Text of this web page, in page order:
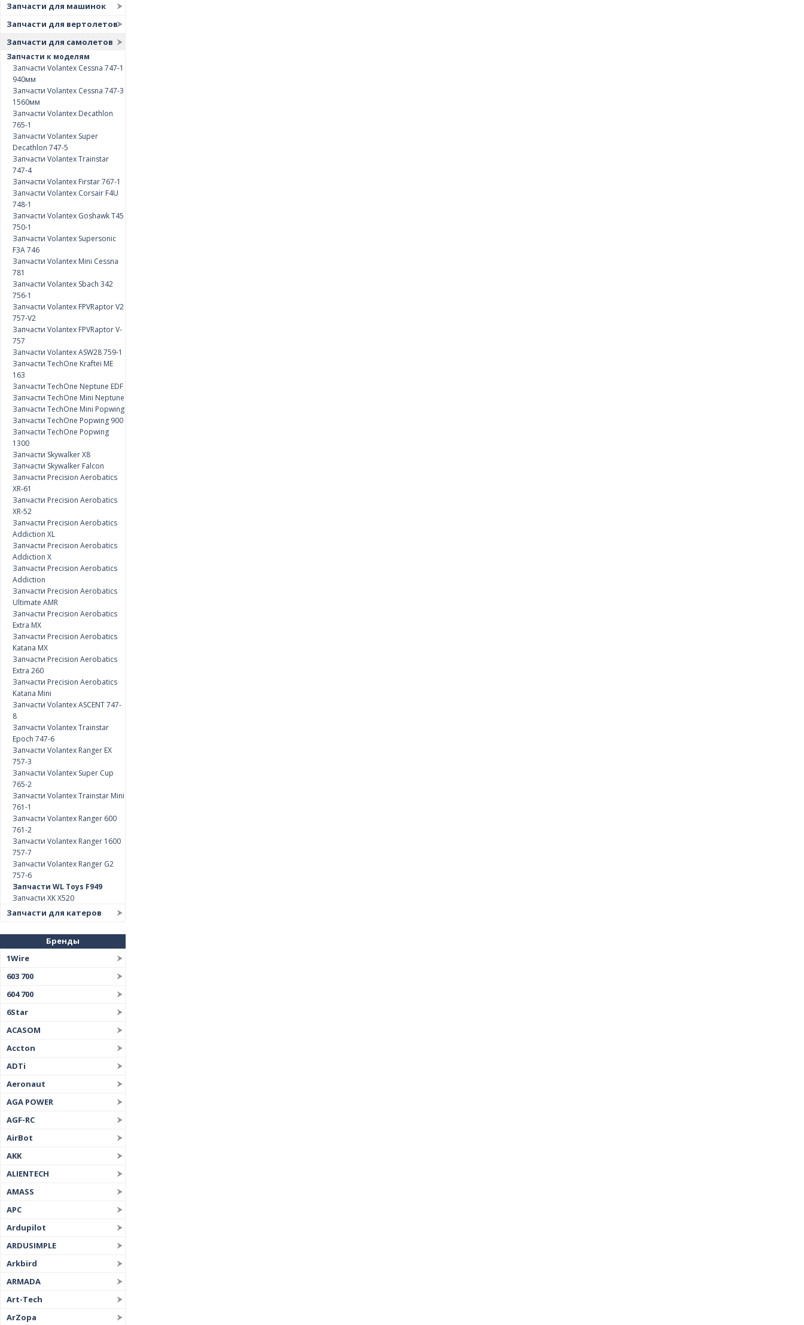
Запчасти для машинок
Запчасти для вертолетов
Запчасти для самолетов
Запчасти к моделям
Запчасти Volantex Cessna 747-1
940мм
Запчасти Volantex Cessna 747-3
1560мм
Запчасти Volantex Decathlon
765-1
Запчасти Volantex Super
Decathlon 747-5
Запчасти Volantex Trainstar
747-4
Запчасти Volantex Firstar 767-1
Запчасти Volantex Corsair F4U
748-1
Запчасти Volantex Goshawk T45
750-1
Запчасти Volantex Supersonic
F3A 746
Запчасти Volantex Mini Cessna
781
Запчасти Volantex Sbach 342
756-1
Запчасти Volantex FPVRaptor V2
757-V2
Запчасти Volantex FPVRaptor V-
757
Запчасти Volantex ASW28 759-1
Запчасти TechOne Kraftei ME
163
Запчасти TechOne Neptune EDF
Запчасти TechOne Mini Neptune
Запчасти TechOne Mini Popwing
Запчасти TechOne Popwing 900
Запчасти TechOne Popwing
1300
Запчасти Skywalker X8
Запчасти Skywalker Falcon
Запчасти Precision Aerobatics
XR-61
Запчасти Precision Aerobatics
XR-52
Запчасти Precision Aerobatics
Addiction XL
Запчасти Precision Aerobatics
Addiction X
Запчасти Precision Aerobatics
Addiction
Запчасти Precision Aerobatics
Ultimate AMR
Запчасти Precision Aerobatics
Extra MX
Запчасти Precision Aerobatics
Katana MX
Запчасти Precision Aerobatics
Extra 260
Запчасти Precision Aerobatics
Katana Mini
Запчасти Volantex ASCENT 747-
8
Запчасти Volantex Trainstar
Epoch 747-6
Запчасти Volantex Ranger EX
757-3
Запчасти Volantex Super Cup
765-2
Запчасти Volantex Trainstar Mini
761-1
Запчасти Volantex Ranger 600
761-2
Запчасти Volantex Ranger 1600
757-7
Запчасти Volantex Ranger G2
757-6
Запчасти WL Toys F949
Запчасти XK X520
Запчасти для катеров
Бренды
1Wire
603 700
604 700
6Star
ACASOM
Accton
ADTi
Aeronaut
AGA POWER
AGF-RC
AirBot
AKK
ALIENTECH
AMASS
APC
Ardupilot
ARDUSIMPLE
Arkbird
ARMADA
Art-Tech
ArZopa